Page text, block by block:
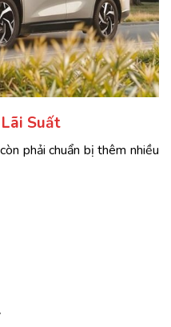
Suất
phải chuẩn bị thêm nhiều